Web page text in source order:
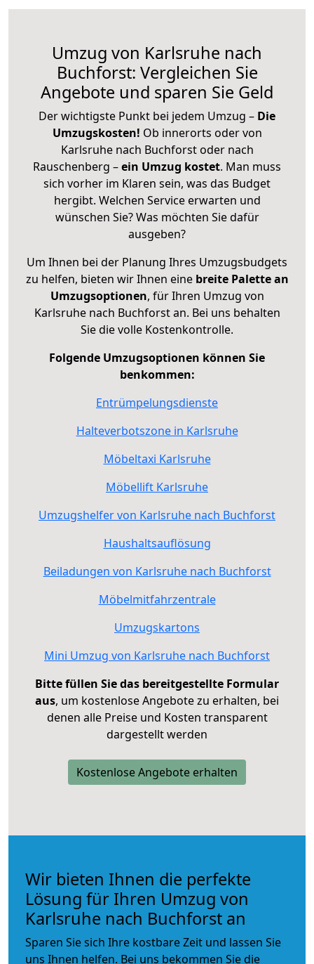
Umzug von Karlsruhe nach
Buchforst: Vergleichen Sie
Angebote und sparen Sie Geld
Der wichtigste Punkt bei jedem Umzug – Die
Umzugskosten! Ob innerorts oder von
Karlsruhe nach Buchforst oder nach
Rauschenberg –ein Umzug kostet. Man muss
sich vorher im Klaren sein, was das Budget
hergibt. Welchen Service erwarten und
wünschen Sie? Was möchten Sie dafür
ausgeben?
Um Ihnen bei der Planung Ihres Umzugsbudgets
zu helfen, bieten wir Ihnen eine breite Palette an
Umzugsoptionen, für Ihren Umzug von
Karlsruhe nach Buchforst an. Bei uns behalten
Sie die volle Kostenkontrolle.
Folgende Umzugsoptionen können Sie
benkommen:
Entrümpelungsdienste
Halteverbotszone in Karlsruhe
Möbeltaxi Karlsruhe
Möbellift Karlsruhe
Umzugshelfer von Karlsruhe nach Buchforst
Haushaltsauflösung
Beiladungen von Karlsruhe nach Buchforst
Möbelmitfahrzentrale
Umzugskartons
Mini Umzug von Karlsruhe nach Buchforst
Bitte füllen Sie das bereitgestellte Formular
aus, um kostenlose Angebote zu erhalten, bei
denen alle Preise und Kosten transparent
dargestellt werden
Kostenlose Angebote erhalten
Wir bieten Ihnen die perfekte
Lösung für Ihren Umzug von
Karlsruhe nach Buchforst an
Sparen Sie sich Ihre kostbare Zeit und lassen Sie
uns Ihnen helfen. Bei uns bekommen Sie die